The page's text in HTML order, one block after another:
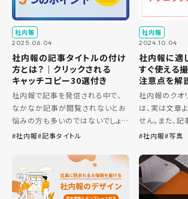
社内報
2025.06.04
社内報の記事タイトルの付け
方とは？｜クリックされる
キャッチコピー30選付き
社内報で記事を発信される中で、
なかなか記事が閲覧されないとお
悩みの方も多いのではないでしょう
か。 もちろん記事自身の魅力も大
るタイトルも非常に重要な要素で
す。 今回は、社内報の閲覧率を上
げる […]
社内報 記事タイトル
社内報
2024.10.04
社内報に適
すぐ使える
注意点を解
社内報のクオ
は、実は文章
せん。また、
力的な写真を
けることがで
実際の写真事
[…]
社内報 写真